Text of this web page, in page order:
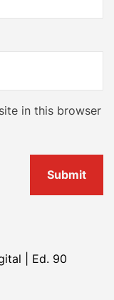
in this browser
| Ed. 90